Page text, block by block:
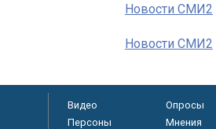
Новости СМИ2
Новости СМИ2
Видео Опросы
Персоны
Мнения